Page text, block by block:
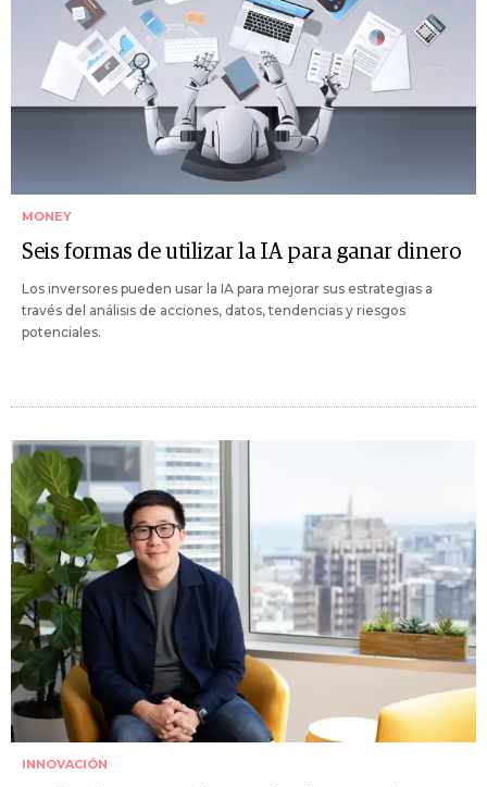
MONEY
Seis formas de utilizar la IA para ganar dinero
Los inversores pueden usar la IA para mejorar sus estrategias a
través del análisis de acciones, datos, tendencias y riesgos
potenciales.
INNOVACIÓN